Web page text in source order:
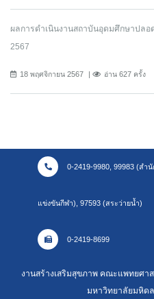
ผลการดำเนินงานสถาบันอุดมศึกษาปล
2567
18 พฤศจิกายน 2567 อ่าน 627 ครั้ง
0-2419-9980, 99983 (สำ
แข่งขันกีฬา), 97593 (สระว่ายน้ำ)
0-2419-8699
งานสร้างเสริมสุขภาพ คณะแพทยศา
มหาวิทยาลัยมหิดล